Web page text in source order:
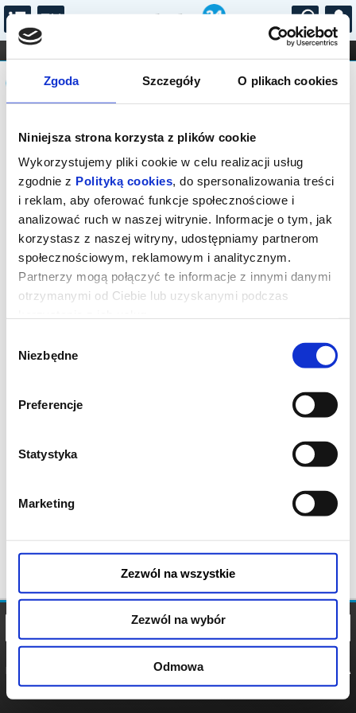
Zgoda Szczegóły O plikach cookies
Niniejsza strona korzysta z plików cookie
Wykorzystujemy pliki cookie w celu realizacji usług
zgodnie z Polityką cookies, do spersonalizowania treści
i reklam, aby oferować funkcje społecznościowe i
analizować ruch w naszej witrynie. Informacje o tym, jak
korzystasz z naszej witryny, udostępniamy partnerom
społecznościowym, reklamowym i analitycznym.
Partnerzy mogą połączyć te informacje z innymi danymi
otrzymanymi od Ciebie lub uzyskanymi podczas
zgody
Niezbędne
Preferencje
Statystyka
Marketing
Zezwól na wszystkie
Zezwól na wybór
Odmowa
...
FILHARMONIA OPERA I BALET
STAND-UP
DLA DZIECI
Komunikat
Seans wyprzedany.
POLITYKA
POLITYKA